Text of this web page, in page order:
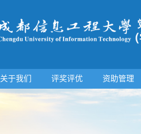
关于我们 评奖评优 资助管理